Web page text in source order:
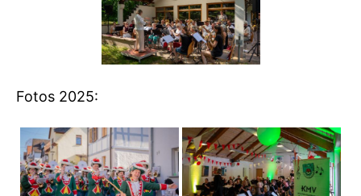
Fotos 2025: